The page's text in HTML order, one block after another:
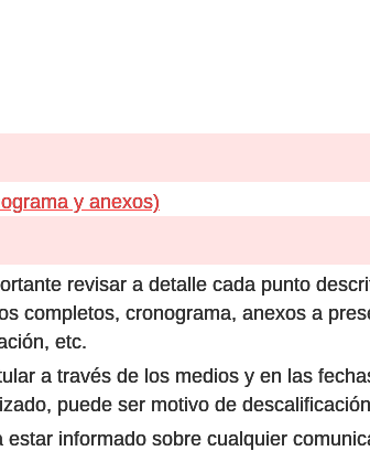
y anexos)
revisar a detalle cada punto
completos, cronograma, anexos a
etc.
a través de los medios y en las
puede ser motivo de
informado sobre cualquier